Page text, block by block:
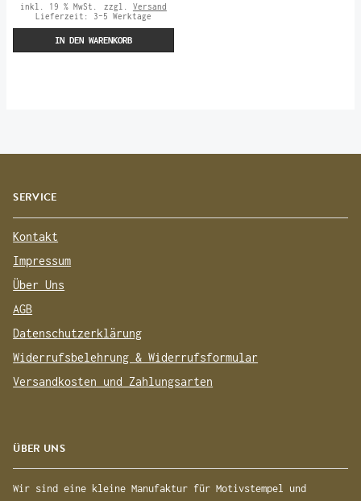
inkl. 19 % MwSt. zzgl. Versand
Lieferzeit: 3-5 Werktage
IN DEN WARENKORB
SERVICE
Kontakt
Impressum
Über Uns
AGB
Datenschutzerklärung
Widerrufsbelehrung & Widerrufsformular
Versandkosten und Zahlungsarten
ÜBER UNS
Wir sind eine kleine Manufaktur für Motivstempel und